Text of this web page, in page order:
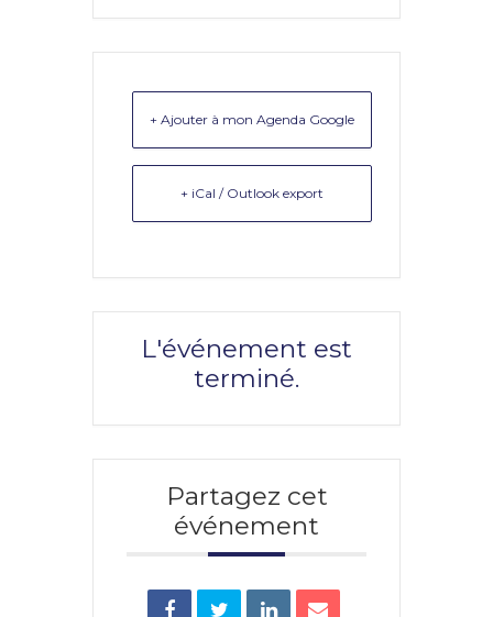
+ Ajouter à mon Agenda Google
+ iCal / Outlook export
L'événement est
terminé.
Partagez cet
événement